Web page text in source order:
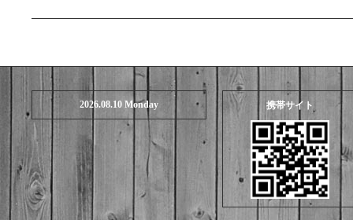
2026.08.10 Monday 携帯サイト